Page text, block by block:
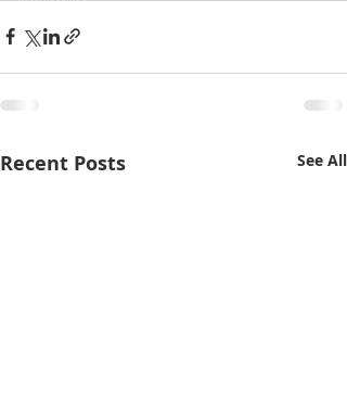
Recent Posts See All